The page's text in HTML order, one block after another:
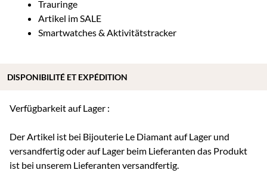
Trauringe
Artikel im SALE
Smartwatches & Aktivitätstracker
Verfügbarkeit auf Lager :
Der Artikel ist bei Bijouterie Le Diamant auf Lager und
versandfertig oder auf Lager beim Lieferanten das Produkt
ist bei unserem Lieferanten versandfertig.
DISPONIBILITÉ ET EXPÉDITION